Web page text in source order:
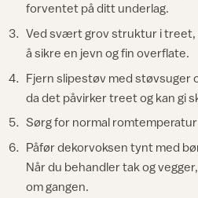
forventet på ditt underlag.
Ved svært grov struktur i treet,
å sikre en jevn og fin overflate.
Fjern slipestøv med støvsuger
da det påvirker treet og kan gi
Sørg for normal
Påfør dekorvoksen tynt med
Når du behandler tak og
om gangen.